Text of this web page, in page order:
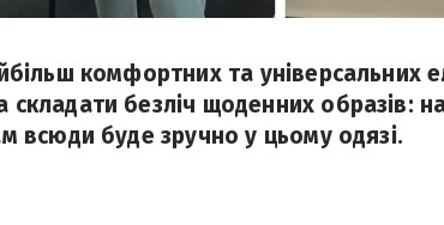
комфортних та універсальних
безліч щоденних образів:
всюди буде зручно у цьому одязі.